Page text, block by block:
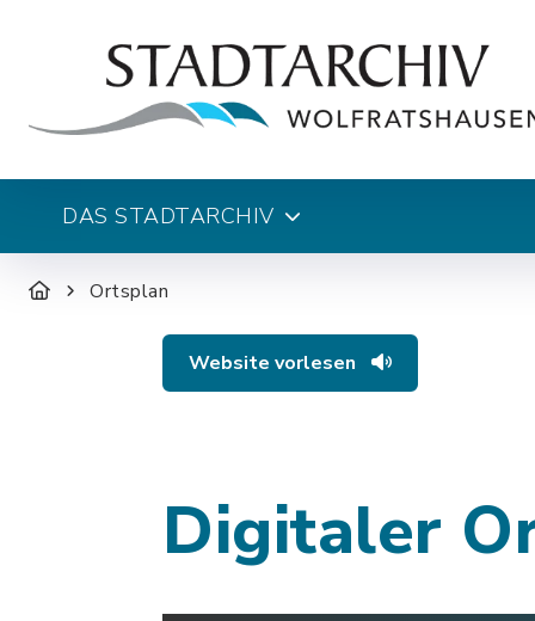
DAS STADTARCHIV
Ortsplan
Website vorlesen
Digitaler